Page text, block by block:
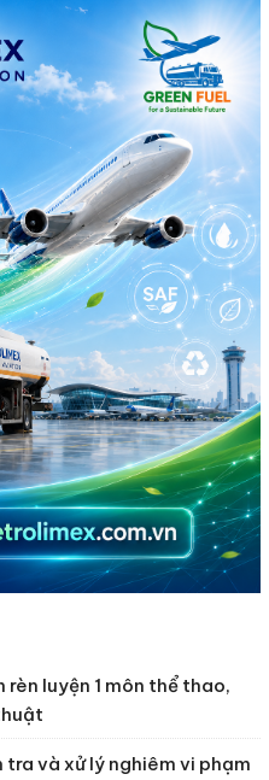
rèn luyện 1 môn thể thao,
tra và xử lý nghiêm vi phạm